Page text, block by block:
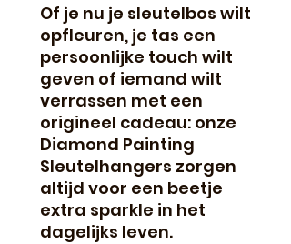
Of je nu je sleutelbos wilt
opfleuren, je tas een
persoonlijke touch wilt
geven of iemand wilt
verrassen met een
origineel cadeau: onze
Diamond Painting
Sleutelhangers zorgen
altijd voor een beetje
extra sparkle in het
dagelijks leven.